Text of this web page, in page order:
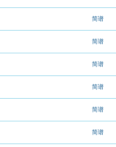
简谱
简谱
简谱
简谱
简谱
简谱